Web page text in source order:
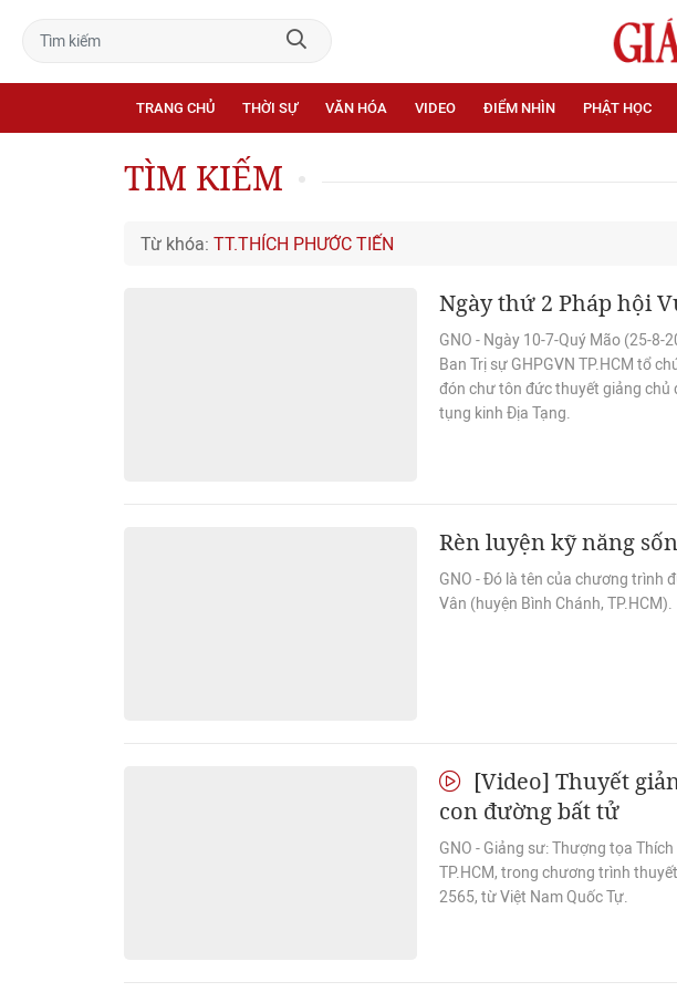
TRANG CHỦ THỜI SỰ VĂN HÓA VIDEO ĐIỂM NHÌN PHẬT HỌC
TÌM KIẾM
Từ khóa: TT.THÍCH PHƯỚC TIẾN
Ngày thứ 2 Pháp hội
GNO - Ngày 10-7-Quý Mão (25-
Ban Trị sự GHPGVN TP.HCM tổ
đón chư tôn đức thuyết giảng chủ
tụng kinh Địa Tạng.
Rèn luyện kỹ năng
GNO - Đó là tên của chương trình
Vân (huyện Bình Chánh, TP.HCM).
[Video] Thuyết
con đường bất tử
GNO - Giảng sư: Thượng tọa
TP.HCM, trong chương trình
2565, từ Việt Nam Quốc Tự.